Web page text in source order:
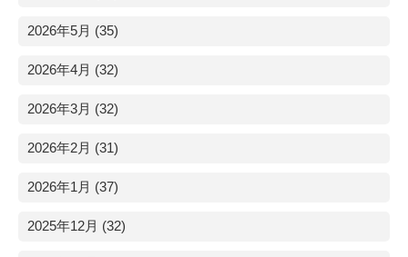
2026年5月 (35)
2026年4月 (32)
2026年3月 (32)
2026年2月 (31)
2026年1月 (37)
2025年12月 (32)